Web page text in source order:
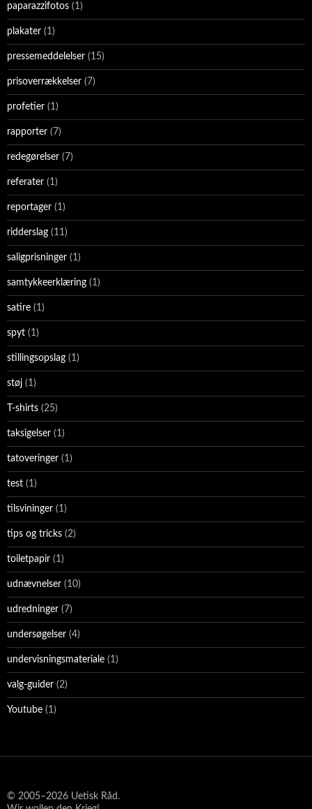
paparazzifotos (1)
plakater (1)
pressemeddelelser (15)
prisoverrækkelser (7)
profetier (1)
rapporter (7)
redegørelser (7)
referater (1)
reportager (1)
ridderslag (11)
saligprisninger (1)
samtykkeerklæring (1)
satire (1)
spyt (1)
stillingsopslag (1)
støj (1)
T-shirts (25)
taksigelser (1)
tatoveringer (1)
test (1)
tilsvininger (1)
tips og tricks (2)
toiletpapir (1)
udnævnelser (10)
udredninger (7)
undersøgelser (4)
undervisningsmateriale (1)
valg-guider (2)
Youtube (1)
© 2005–2026 Uetisk Råd.